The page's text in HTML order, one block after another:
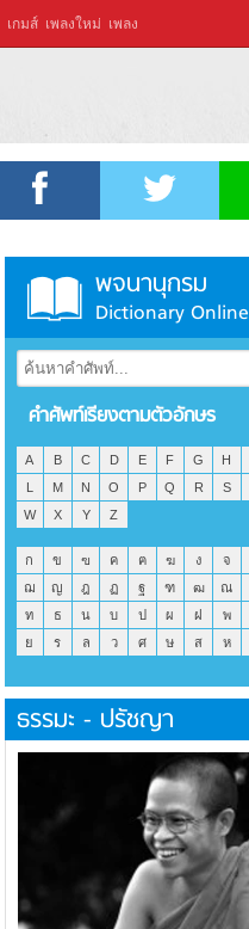
เกมส์ เพลงใหม่ เพลง
พจนานุกรม
Dictionary Online
คำศัพท์เรียงตามตัวอักษร
A B C D E F G H
L
M N O P Q R S
W
X Y Z
ก ข ฃ ค ฅ ฆ ง จ
ฌ
ญ ฎ ฏ ฐ ฑ ฒ ณ
ท
ธ น บ ป ผ ฝ พ
ย
ร ล ว ศ ษ ส ห
ธรรมะ - ปรัชญา